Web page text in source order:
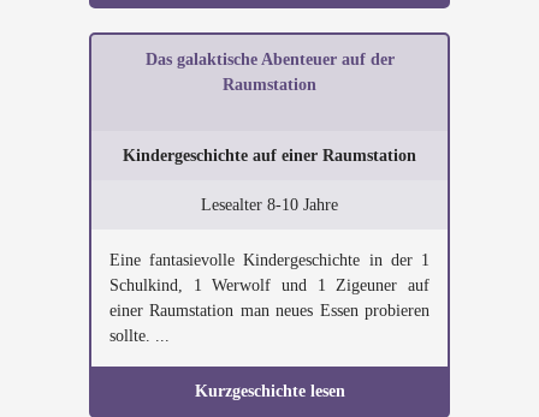
Das galaktische Abenteuer auf der
Raumstation
Kindergeschichte auf einer Raumstation
Lesealter 8-10 Jahre
Eine fantasievolle Kindergeschichte in der 1
Schulkind, 1 Werwolf und 1 Zigeuner auf
einer Raumstation man neues Essen probieren
sollte. ...
Kurzgeschichte lesen